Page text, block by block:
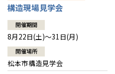
構造現場見学会
開催期間
8月22日(土)～31日(月)
開催場所
松本市構造見学会